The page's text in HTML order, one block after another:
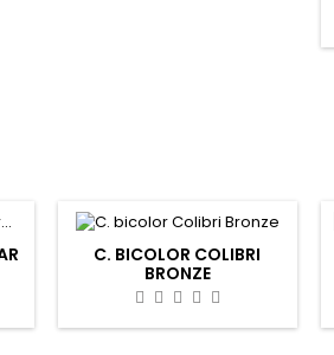
C. BICOLOR COLIBRI
BRONZE